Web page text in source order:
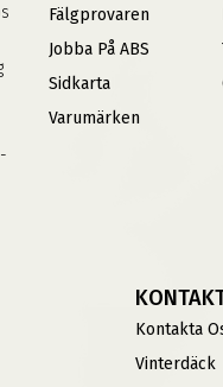
Fälgprovaren
Jobba På ABS
Sidkarta
Varumärken
Kontakta
Vinterdäck